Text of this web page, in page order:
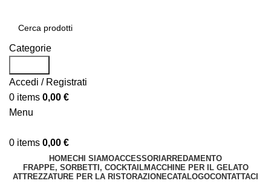
Categorie
Accedi / Registrati
0 items 0,00 €
Menu
0 items 0,00 €
HOMECHI SIAMOACCESSORI ARREDAMENTO
FRAPPE, SORBETTI, COCKTAILMACCHINE PER IL GELATO
ATTREZZATURE PER LA RISTORAZIONECATALOGOCONTATTACI